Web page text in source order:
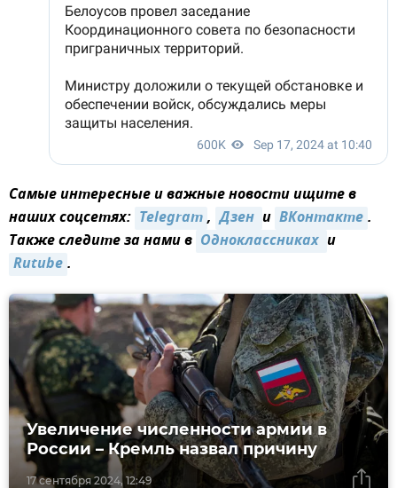
Самые интересные и важные новости ищите в
наших соцсетях: Telegram, Дзен и ВКонтакте.
Также следите за нами в Одноклассниках и
Rutube.
17 сентября 2024, 12:49
Увеличение численности армии в
России – Кремль назвал причину